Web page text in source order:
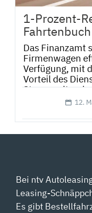
1-Prozent-
Fahrtenbuch
Das Finanzamt
Firmenwagen
Verfügung, mit
Vorteil des
Steuer geltend
12.
Bei ntv
Leasing-
Es gibt